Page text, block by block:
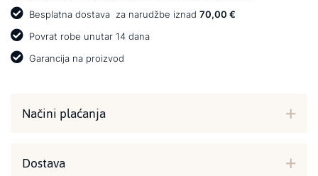
Besplatna dostava za narudžbe iznad 70,00 €
Povrat robe unutar 14 dana
Garancija na proizvod
Načini plaćanja
Dostava